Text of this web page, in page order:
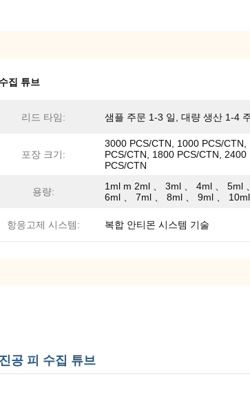
집 튜브
리드 타임: 샘플 주문 1-3 일, 대량 생산 1-4
포장 크기:
3000 PCS/CTN, 1000 PCS/CTN,
PCS/CTN, 1800 PCS/CTN, 2400
PCS/CTN
용량:
1ml m 2ml 、 3ml 、 4ml 、 5ml 、
6ml 、 7ml 、 8ml 、 9ml 、 10ml
항응고제 시스템: 복합 안티몬 시스템 기술
공 피 수집 튜브